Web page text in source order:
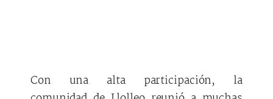
Con una alta participación, la